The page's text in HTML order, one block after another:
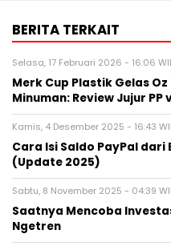
BERITA TERKAIT
Selasa, 17 Februari 2026 - 16:06
Merk Cup Plastik Gelas
Minuman: Review Jujur PP
Kamis, 4 Desember 2025 - 16:43
Cara Isi Saldo PayPal dari
(Update 2025)
Sabtu, 8 November 2025 - 04:39
Saatnya Mencoba
Ngetren